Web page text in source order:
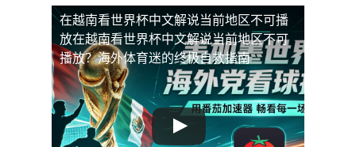
在越南看世界杯中文解说当前地区不可播
放在越南看世界杯中文解说当前地区不可
播放？海外体育迷的终极自救指南